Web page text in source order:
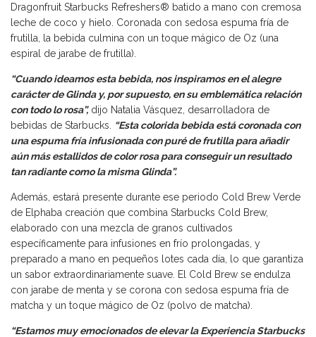
Dragonfruit Starbucks Refreshers® batido a mano con cremosa
leche de coco y hielo. Coronada con sedosa espuma fría de
frutilla, la bebida culmina con un toque mágico de Oz (una
espiral de jarabe de frutilla).
“Cuando ideamos esta bebida, nos inspiramos en el alegre
carácter de Glinda y, por supuesto, en su emblemática relación
con todo lo rosa”,dijo Natalia Vásquez, desarrolladora de
bebidas de Starbucks.
“Esta colorida bebida está coronada con
una espuma fría infusionada con puré de frutilla para añadir
aún más estallidos de color rosa para conseguir un resultado
tan radiante como la misma Glinda”.
Además, estará presente durante ese periodo Cold Brew Verde
de Elphaba creación que combina Starbucks Cold Brew,
elaborado con una mezcla de granos cultivados
específicamente para infusiones en frío prolongadas, y
preparado a mano en pequeños lotes cada día, lo que garantiza
un sabor extraordinariamente suave. El Cold Brew se endulza
con jarabe de menta y se corona con sedosa espuma fría de
matcha y un toque mágico de Oz (polvo de matcha).
“Estamos muy emocionados de elevar la Experiencia Starbucks